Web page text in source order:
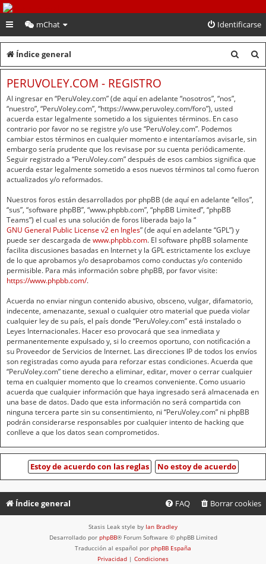
PeruVoley.com
mChat Identificarse
Índice general
u
u
r
PERUVOLEY.COM - REGISTRO
Al ingresar en “PeruVoley.com” (de aquí en adelante “nosotros”, “nos”,
“nuestro”, “PeruVoley.com”, “https://www.peruvoley.com/foro”), usted
acuerda estar legalmente sometido a los siguientes términos. En caso
contrario por favor no se registre y/o use “PeruVoley.com”. Podemos
cambiar estos términos en cualquier momento e intentaríamos avisarle, sin
embargo sería prudente que los revisase por su cuenta periódicamente.
Seguir registrado a “PeruVoley.com” después de esos cambios significa que
acuerda estar legalmente sometido a esos nuevos términos tal como fueron
actualizados y/o reformados.
Nuestros foros están desarrollados por phpBB (de aquí en adelante “ellos”,
“sus”, “software phpBB”, “www.phpbb.com”, “phpBB Limited”, “phpBB
Teams”) el cual es una solución de foros liberada bajo la “
GNU General Public License v2 en Ingles” (de aquí en adelante “GPL”) y
puede ser descargada de www.phpbb.com. El software phpBB solamente
facilita discusiones basadas en Internet y la GPL estrictamente los excluye
de lo que aprobamos y/o desaprobamos como conductas y/o contenido
permisible. Para más información sobre phpBB, por favor visite:
https://www.phpbb.com/.
Acuerda no enviar ningun contenido abusivo, obsceno, vulgar, difamatorio,
indecente, amenazante, sexual o cualquier otro material que pueda violar
cualquier ley de su país, el país donde “PeruVoley.com” está instalado o
Leyes Internacionales. Hacer eso provocará que sea inmediata y
permanentemente expulsado y, si lo creemos oportuno, con notificación a
su Proveedor de Servicios de Internet. Las direcciones IP de todos los envíos
son registradas como ayuda para reforzar estas condiciones. Acuerda que
“PeruVoley.com” tiene derecho a eliminar, editar, mover o cerrar cualquier
tema en cualquier momento que lo creamos conveniente. Como usuario
acuerda que cualquier información que haya ingresado será almacenada en
una base de datos. Dado que esta información no será compartida con
ninguna tercera parte sin su consentimiento, ni “PeruVoley.com” ni phpBB
podrán considerarse responsables por cualquier intento de hacking que
conlleve a que los datos sean comprometidos.
Índice general Borrar cookies
FAQ
Stasis Leak style by Ian Bradley
Desarrollado por phpBB® Forum Software © phpBB Limited
Traducción al español por phpBB España
Privacidad | Condiciones